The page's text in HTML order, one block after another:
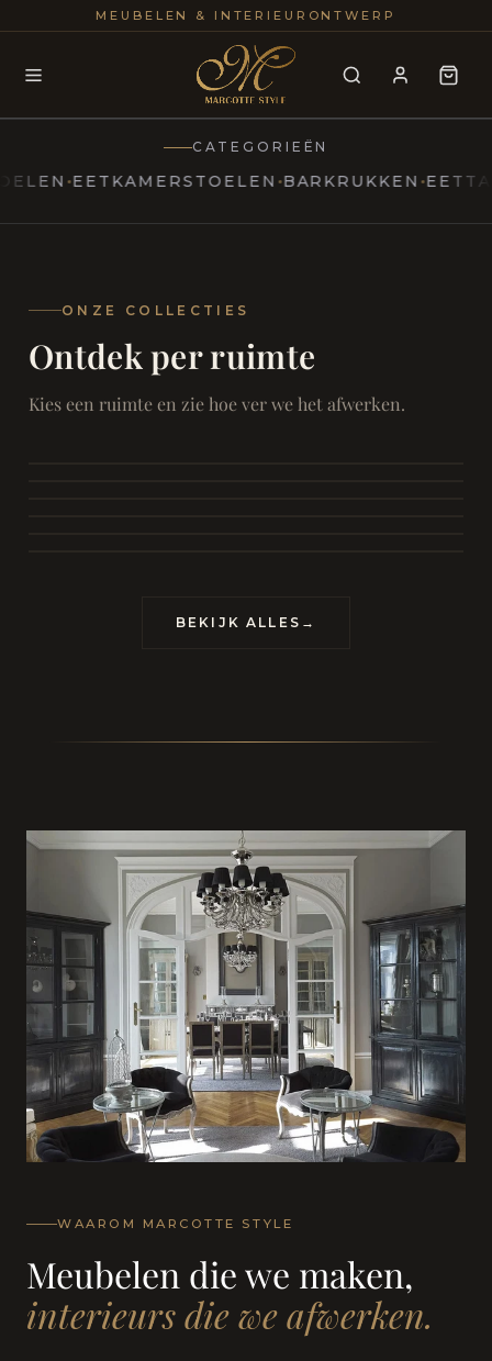
MEUBELEN & INTERIEURONTWERP
Modern
Marcottestyle Living
25+
CATEGORIEËN
EETKAMERSTOELEN BARKRUKKEN EETTAFELS
ONZE COLLECTIES
Ontdek per ruimte
Kies een ruimte en zie hoe ver we het afwerken.
SAMEN ONTSPANNEN
Woonkamer
Eetkamer
RUST EN RETRAITE
BEKIJK ALLES →
WAAROM MARCOTTE STYLE
Meubelen die we maken,
interieurs die we afwerken.